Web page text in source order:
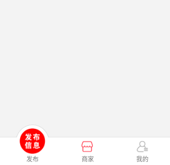
发布 商家 我的